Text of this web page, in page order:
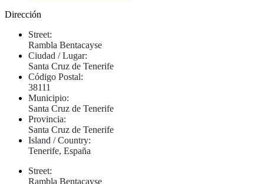
Dirección
Street:
Rambla Bentacayse
Ciudad / Lugar:
Santa Cruz de Tenerife
Código Postal:
38111
Municipio:
Santa Cruz de Tenerife
Provincia:
Santa Cruz de Tenerife
Island / Country:
Tenerife, España
Street:
Rambla Bentacayse